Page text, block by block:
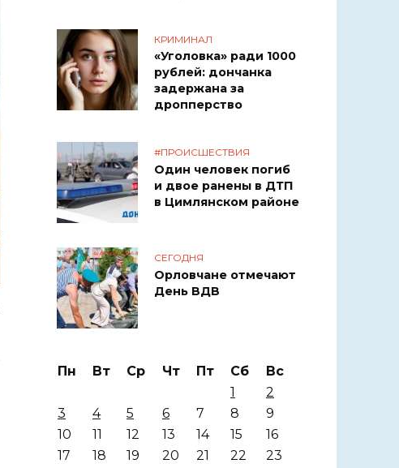
КРИМИНАЛ
«Уголовка» ради 1000
рублей: дончанка
задержана за
дропперство
#ПРОИСШЕСТВИЯ
Один человек погиб
и двое ранены в ДТП
в Цимлянском районе
СЕГОДНЯ
Орловчане отмечают
День ВДВ
Пн Вт Ср Чт Пт Сб
Вс
1
2
3
4 5 6 7 8
9
10
11 12 13 14 15
16
17
18 19 20 21 22
23